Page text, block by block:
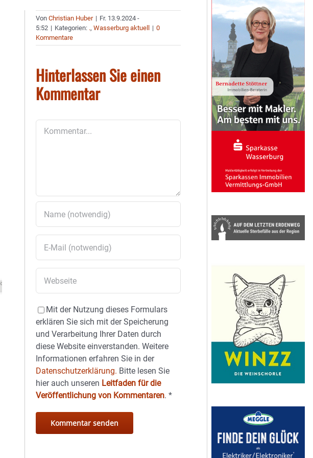
VonChristian Huber | Fr. 13.9.2024 -
5:52 | Kategorien: .,Wasserburg aktuell | 0
Kommentare
Hinterlassen Sie einen
Kommentar
Mit der Nutzung dieses Formulars
erklären Sie sich mit der Speicherung
und Verarbeitung Ihrer Daten durch
diese Website einverstanden. Weitere
Informationen erfahren Sie in der
Datenschutzerklärung. Bitte lesen Sie
hier auch unseren Leitfaden für die
Veröffentlichung von Kommentaren.*